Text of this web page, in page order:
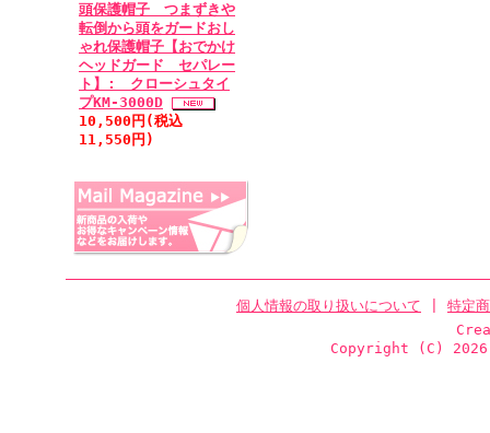
頭保護帽子 つまずきや
転倒から頭をガードおし
ゃれ保護帽子【おでかけ
ヘッドガード セパレー
ト】: クローシュタイ
プKM-3000D
10,500円(税込
11,550円)
個人情報の取り扱いについて
特定
Copyright (C)